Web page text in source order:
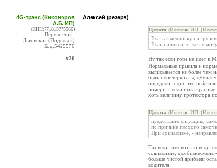
4G-транс (Никоноров
А.Б. ИП)
(ИНН:771815775566)
Перевозчик ,
Львовский (Подольск)
Код:5425570
#20
Алексей (резерв)
Цитата (Илюхин ИП.
Ехать к механику на
Ехаь на такси то же не
Ну так если гора не идет к
Нормальные правила и
выписывается не более чем
быть перечеркнуты, думаю
определит один это рейс
померить если глаза
хоть величину протектора
Цитата (Илюхин ИП.
представьте ситуацию,
по причине плохого
При социализме, -
Так ведь самовоз это
социализме, для бизнесмена
больше чистой прибыли
водителя.